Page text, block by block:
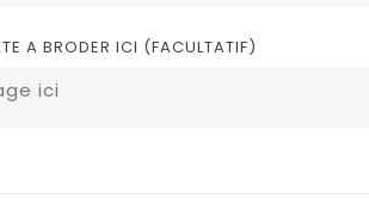
A BRODER ICI (FACULTATIF)